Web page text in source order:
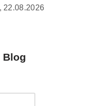
22.08.2026
Blog